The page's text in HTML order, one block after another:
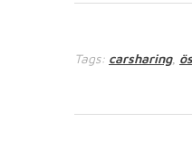
Tags: carsharing,